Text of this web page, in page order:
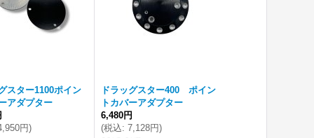
スター1100ポイン
アダプター
円)
ドラッグスター400 ポイン
トカバーアダプター
6,480円
(税込: 7,128円)